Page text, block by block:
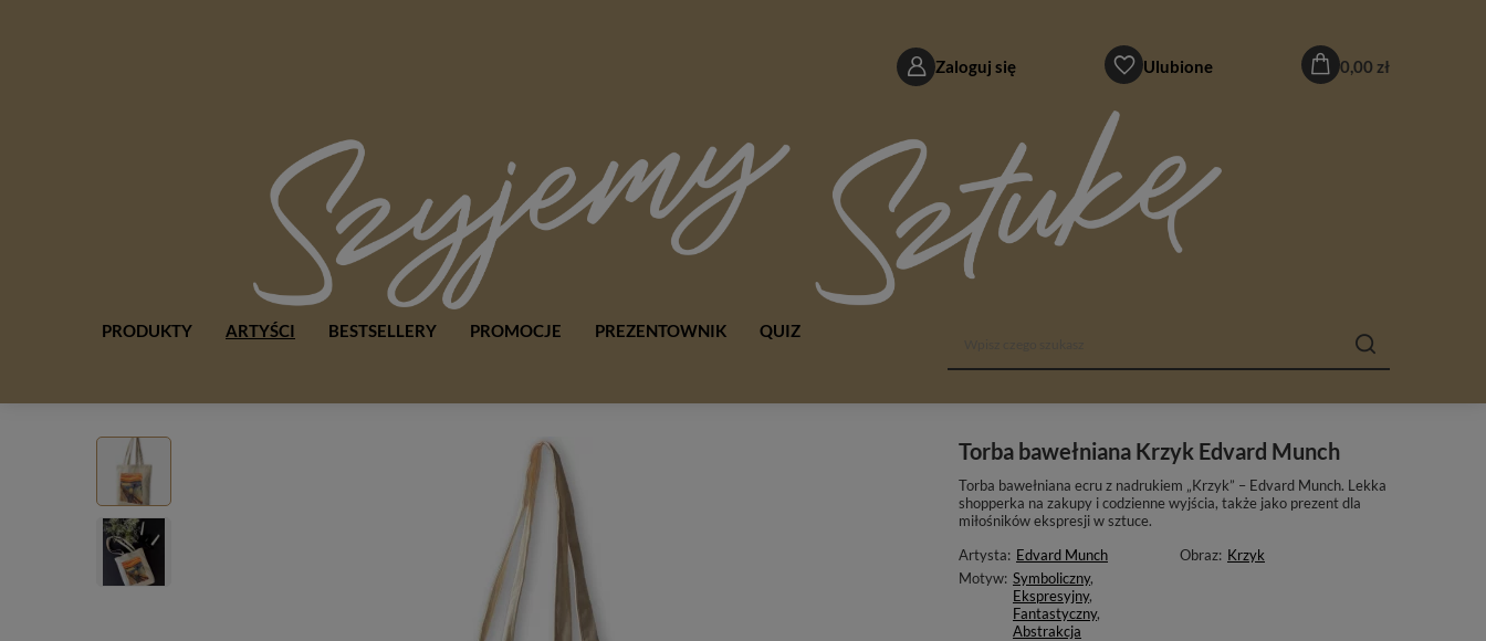
Zaloguj się Ulubione 0,00 zł
PRODUKTY ARTYŚCI BESTSELLERY PROMOCJE PREZENTOWNIK QUIZ
Torba bawełniana Krzyk Edvard Munch
Torba bawełniana ecru z nadrukiem „Krzyk” – Edvard Munch. Lekka
shopperka na zakupy i codzienne wyjścia, także jako prezent dla
miłośników ekspresji w sztuce.
Artysta: Edvard Munch Obraz: Krzyk
Motyw: Symboliczny,
Ekspresyjny,
Fantastyczny,
Abstrakcja